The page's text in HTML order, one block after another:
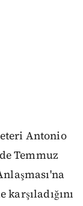
Antonio
Temmuz